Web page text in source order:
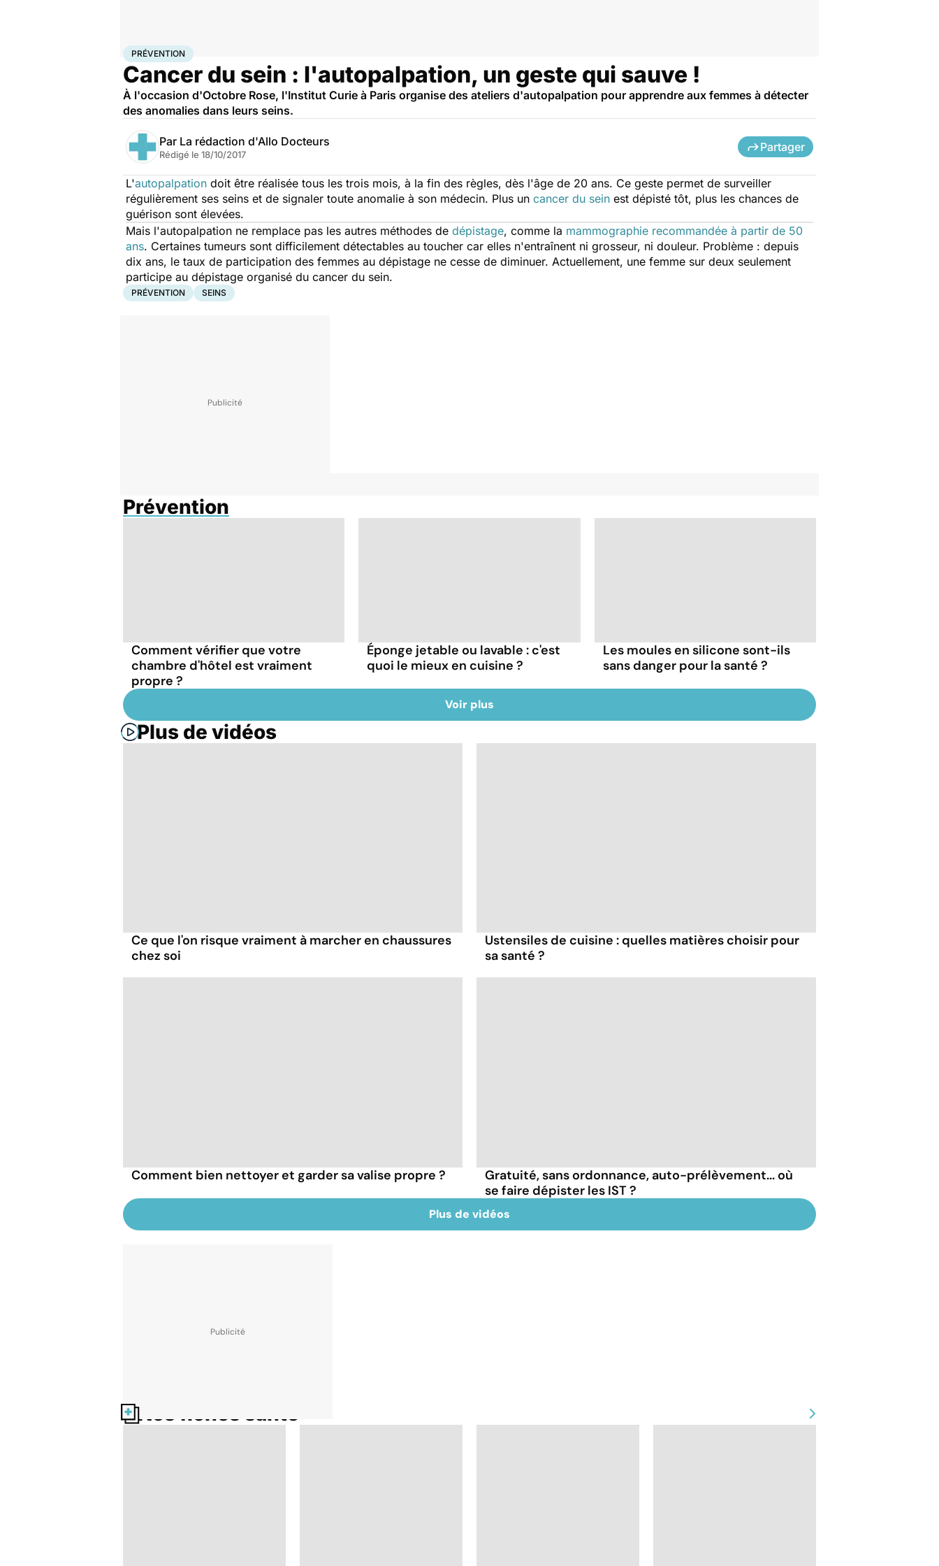
AccueilSantéMaladies
PRÉVENTION
Cancer du sein : l'autopalpation, un geste qui sauve !
À l'occasion d'Octobre Rose, l'Institut Curie à Paris organise des ateliers d'autopalpation pour apprendre aux femmes à détecter
des anomalies dans leurs seins.
Par La rédaction d'Allo Docteurs
Rédigé le 18/10/2017
Partager
L'autopalpation doit être réalisée tous les trois mois, à la fin des règles, dès l'âge de 20 ans. Ce geste permet de surveiller
régulièrement ses seins et de signaler toute anomalie à son médecin. Plus un cancer du sein est dépisté tôt, plus les chances de
guérison sont élevées.
Mais l'autopalpation ne remplace pas les autres méthodes de dépistage, comme la mammographie recommandée à partir de 50
ans. Certaines tumeurs sont difficilement détectables au toucher car elles n'entraînent ni grosseur, ni douleur. Problème : depuis
dix ans, le taux de participation des femmes au dépistage ne cesse de diminuer. Actuellement, une femme sur deux seulement
participe au dépistage organisé du cancer du sein.
PRÉVENTION SEINS
Prévention
Comment vérifier que votre
chambre d'hôtel est vraiment
propre ?
Éponge jetable ou lavable : c'est
quoi le mieux en cuisine ?
Les moules en silicone sont-ils
sans danger pour la santé ?
Voir plus
Plus de vidéos
Ce que l'on risque vraiment à marcher en chaussures
chez soi
Ustensiles de cuisine : quelles matières choisir pour
sa santé ?
Comment bien nettoyer et garder sa valise propre ?
Gratuité, sans ordonnance, auto-prélèvement... où
se faire dépister les IST ?
Plus de vidéos
Nos fiches santé